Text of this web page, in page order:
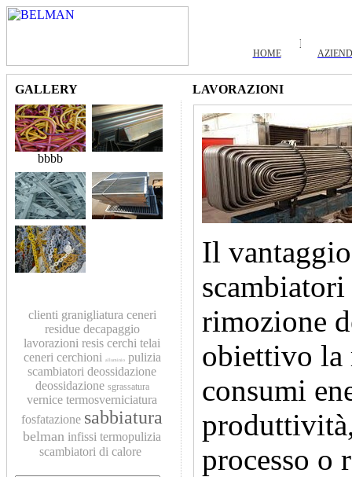
HOME
GALLERY LAVORAZIONI
bbbb
clienti granigliatura ceneri
residue decapaggio
lavorazioni resis cerchi telai
ceneri cerchioni alluminio
pulizia
scambiatori deossidazione
deossidazione sgrassatura
vernice termosverniciatura
fosfatazione sabbiatura
belman infissi termopulizia
scambiatori di calore
Il
rimozione
obiettivo la
consumi
processo o